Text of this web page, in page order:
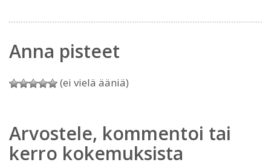
Anna pisteet
(ei vielä ääniä)
Arvostele, kommentoi tai
kerro kokemuksista